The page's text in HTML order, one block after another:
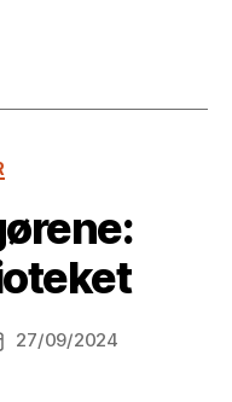
27/09/2024